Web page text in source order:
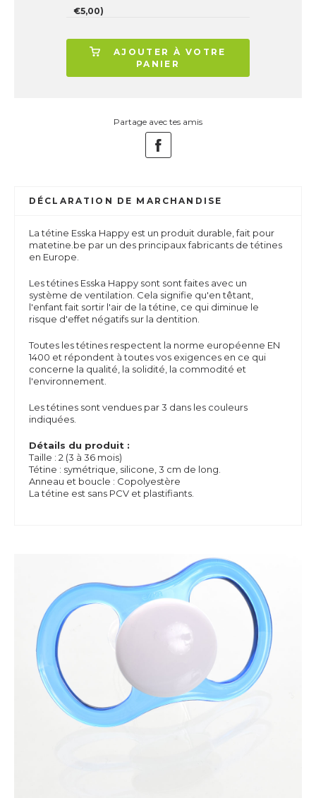
€5,00)
AJOUTER À VOTRE
PANIER
Partage avec tes amis
DÉCLARATION DE MARCHANDISE
La tétine Esska Happy est un produit durable, fait pour
matetine.be par un des principaux fabricants de tétines
en Europe.
Les tétines Esska Happy sont sont faites avec un
système de ventilation. Cela signifie qu'en têtant,
l'enfant fait sortir l'air de la tétine, ce qui diminue le
risque d'effet négatifs sur la dentition.
Toutes les tétines respectent la norme européenne EN
1400 et répondent à toutes vos exigences en ce qui
concerne la qualité, la solidité, la commodité et
l'environnement.
Les tétines sont vendues par 3 dans les couleurs
indiquées.
Détails du produit :
Taille : 2 (3 à 36 mois)
Tétine : symétrique, silicone, 3 cm de long.
Anneau et boucle : Copolyestère
La tétine est sans PCV et plastifiants.